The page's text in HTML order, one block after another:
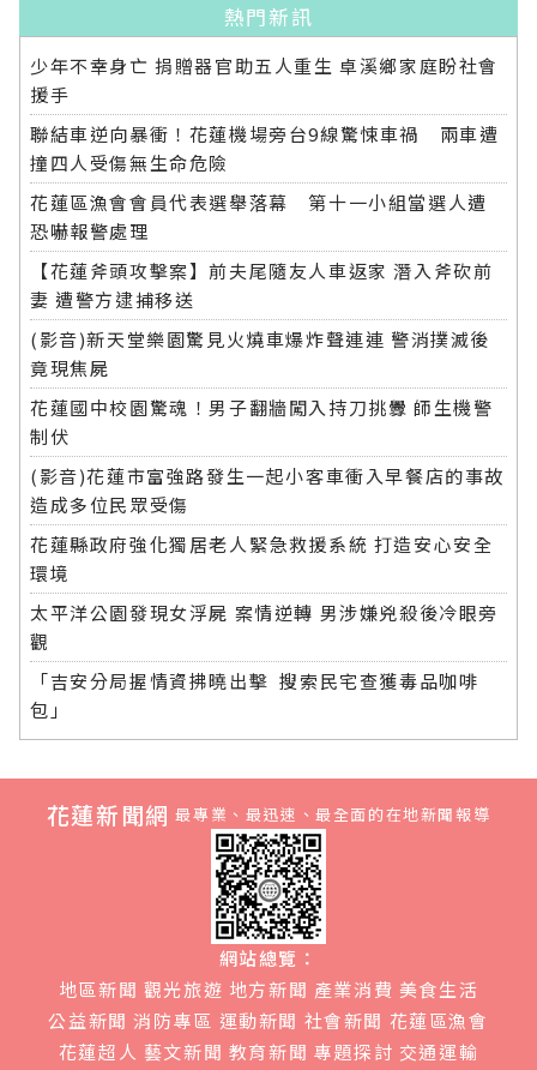
熱門新訊
少年不幸身亡 捐贈器官助五人重生 卓溪鄉家庭盼社會
援手
聯結車逆向暴衝！花蓮機場旁台9線驚悚車禍 兩車遭
撞四人受傷無生命危險
花蓮區漁會會員代表選舉落幕 第十一小組當選人遭
恐嚇報警處理
【花蓮斧頭攻擊案】前夫尾隨友人車返家 潛入斧砍前
妻 遭警方逮捕移送
(影音)新天堂樂園驚見火燒車爆炸聲連連 警消撲滅後
竟現焦屍
花蓮國中校園驚魂！男子翻牆闖入持刀挑釁 師生機警
制伏
(影音)花蓮市富強路發生一起小客車衝入早餐店的事故
造成多位民眾受傷
花蓮縣政府強化獨居老人緊急救援系統 打造安心安全
環境
太平洋公園發現女浮屍 案情逆轉 男涉嫌兇殺後冷眼旁
觀
「吉安分局握情資拂曉出擊 搜索民宅查獲毒品咖啡
包」
花蓮新聞網 最專業、最迅速、最全面的在地新聞報導
網站總覽：
地區新聞 觀光旅遊 地方新聞 產業消費 美食生活
公益新聞 消防專區 運動新聞 社會新聞 花蓮區漁會
花蓮超人 藝文新聞 教育新聞 專題探討 交通運輸